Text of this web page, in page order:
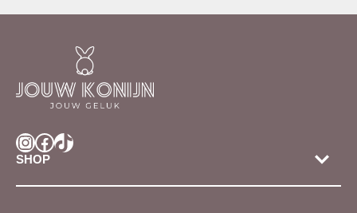
InstagramFacebook TikTok
SHOP